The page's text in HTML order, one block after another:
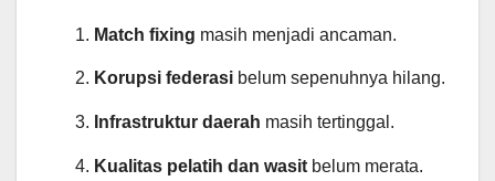
Match fixing masih menjadi ancaman.
Korupsi federasi belum sepenuhnya hilang.
Infrastruktur daerah masih tertinggal.
Kualitas pelatih dan wasit belum merata.